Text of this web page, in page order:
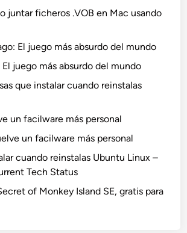
juntar ficheros .VOB en Mac usando
El juego más absurdo del mundo
El juego más absurdo del mundo
que instalar cuando reinstalas
un facilware más personal
un facilware más personal
cuando reinstalas Ubuntu Linux –
Tech Status
of Monkey Island SE, gratis para